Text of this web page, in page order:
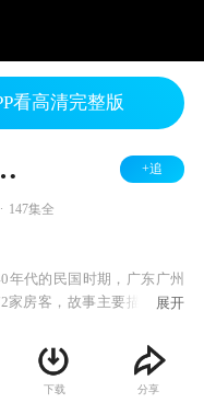
看高清完整版
第八部 +追
147集全
年代的民国时期，广东广州
家房客，故事主要描述房东
展开
下载 分享